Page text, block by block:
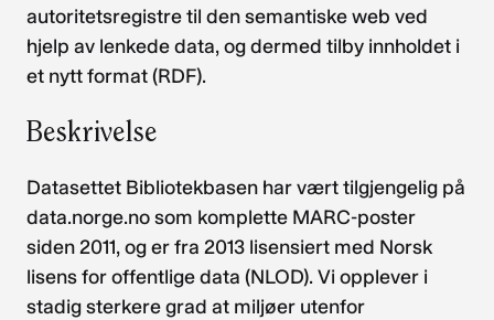
autoritetsregistre til den semantiske web ved
hjelp av lenkede data, og dermed tilby innholdet i
et nytt format (RDF).
Beskrivelse
Datasettet Bibliotekbasen har vært tilgjengelig på
data.norge.no som komplette MARC-poster
siden 2011, og er fra 2013 lisensiert med Norsk
lisens for offentlige data (NLOD). Vi opplever i
stadig sterkere grad at miljøer utenfor